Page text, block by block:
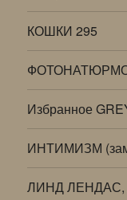
КОШКИ 295
Избранное
ИНТИМИЗМ
ЛИНД